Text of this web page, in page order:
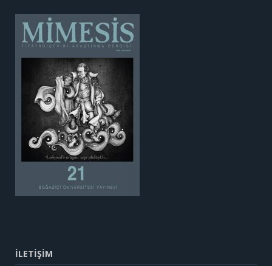
İLETİŞİM